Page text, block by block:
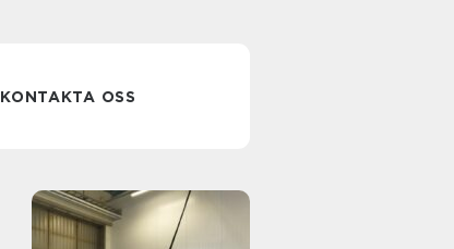
KONTAKTA OSS